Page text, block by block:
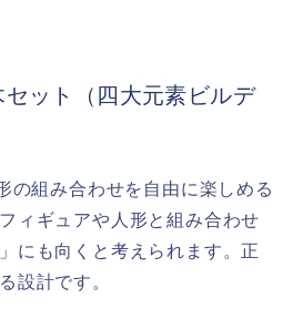
ット（四大元素ビルデ
の組み合わせを自由に楽しめる
ィギュアや人形と組み合わせ
も向くと考えられます。正
設計です。